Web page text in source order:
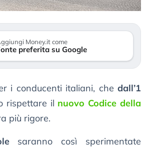
Money.it come
preferita su Google
i conducenti italiani, che dall’1
rispettare il nuovo Codice della
più rigore.
saranno così sperimentate